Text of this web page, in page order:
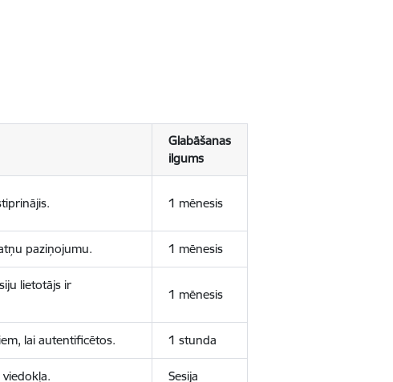
Glabāšanas
ilgums
1 mēnesis
paziņojumu. 1 mēnesis
lietotājs ir
1 mēnesis
lai autentificētos. 1 stunda
Sesija